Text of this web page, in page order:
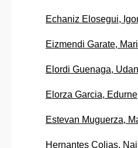
Echaniz Elosegui,
Eizmendi Garate,
Elordi Guenaga,
Elorza Garcia, Edurne
Estevan Muguerza,
Hernantes Colias,